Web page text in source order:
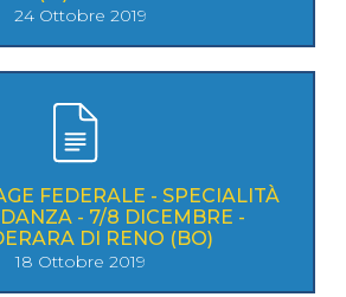
24 Ottobre 2019
FEDERALE - SPECIALITÀ
- 7/8 DICEMBRE -
DI RENO (BO)
18 Ottobre 2019